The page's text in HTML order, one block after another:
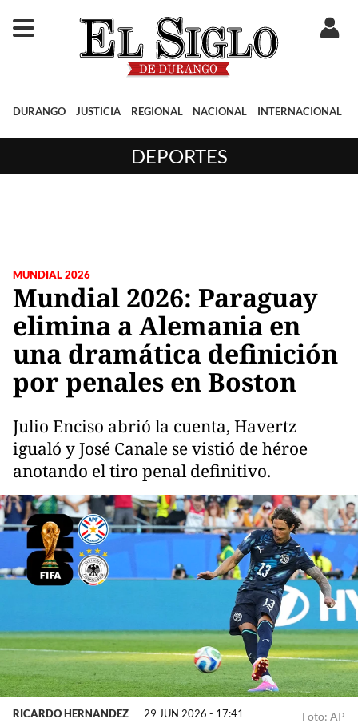
DURANGO JUSTICIA REGIONAL NACIONAL INTERNACIONAL
DEPORTES
MUNDIAL 2026
Mundial 2026: Paraguay
elimina a Alemania en
una dramática definición
por penales en Boston
Julio Enciso abrió la cuenta, Havertz
igualó y José Canale se vistió de héroe
anotando el tiro penal definitivo.
Foto: AP
RICARDO HERNANDEZ 29 JUN 2026 - 17:41